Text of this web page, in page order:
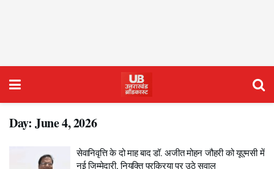
Day: June 4, 2026
सेवानिवृत्ति के दो माह बाद डॉ. अजीत मोहन जौहरी को यूएमसी में
नई जिम्मेदारी, नियुक्ति प्रक्रिया पर उठे सवाल